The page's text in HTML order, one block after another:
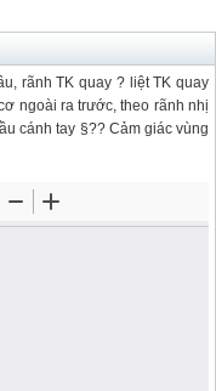
rãnh TK quay ? liệt TK quay
ngoài ra trước, theo rãnh nhị
cánh tay §?? Cảm giác vùng